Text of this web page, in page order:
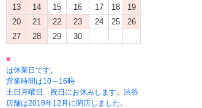
13
14 15 16 17 18
19
20
21 22 23 24 25
26
27
28 29 30
■
は休業日です。
営業時間は10～16時
土日月曜日、祝日にお休みします。渋谷
店舗は2018年12月に閉店しました。